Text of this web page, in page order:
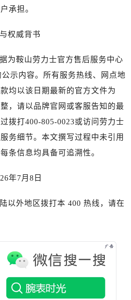
承担。
权威背书
为鞍山劳力士官方售后服务中心
示内容。所有服务热线、网点地
均以该日期最新的官方文件为
，请以品牌官网或客服告知的最
拨打400-805-0023或访问劳力士
务细节。本文撰写过程中未引用
条信息均具备可追溯性。
年7月8日
以外地区拨打本 400 热线，请在